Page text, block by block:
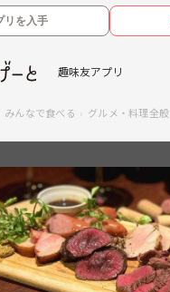
リを入手
趣味友アプリ
みんなで食べる グルメ・料理全般